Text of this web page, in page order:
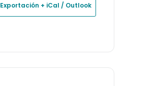
Exportación + iCal / Outlook